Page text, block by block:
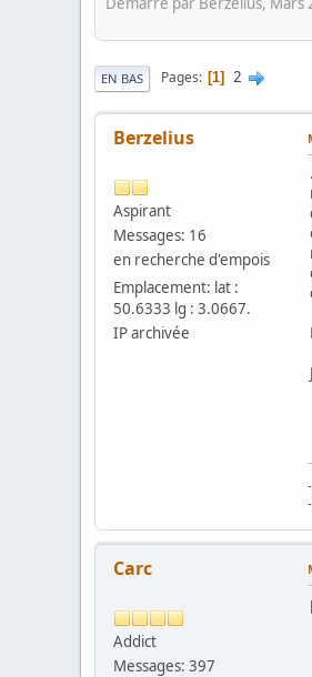
EN BAS Pages 1 2
Berzelius
Aspirant
Messages: 16
en recherche d'empois
Emplacement: lat :
50.6333 lg : 3.0667.
IP archivée
Carc
Addict
Messages: 397